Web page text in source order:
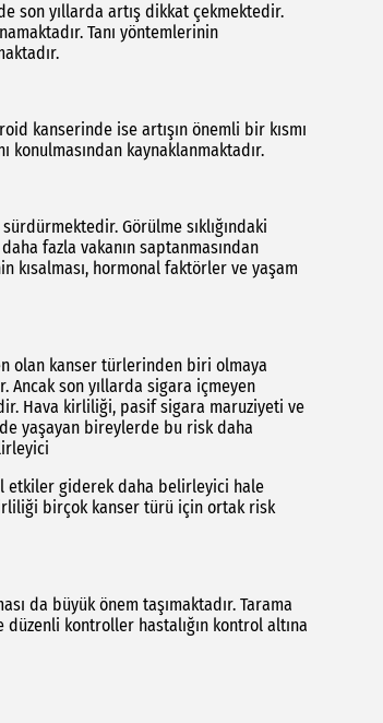
son yıllarda artış dikkat çekmektedir.
Tanı yöntemlerinin
kanserinde ise artışın önemli bir kısmı
konulmasından kaynaklanmaktadır.
Görülme sıklığındaki
fazla vakanın saptanmasından
kısalması, hormonal faktörler ve yaşam
olan kanser türlerinden biri olmaya
son yıllarda sigara içmeyen
Hava kirliliği, pasif sigara maruziyeti ve
yaşayan bireylerde bu risk daha
etkiler giderek daha belirleyici hale
birçok kanser türü için ortak risk
da büyük önem taşımaktadır. Tarama
düzenli kontroller hastalığın kontrol altına